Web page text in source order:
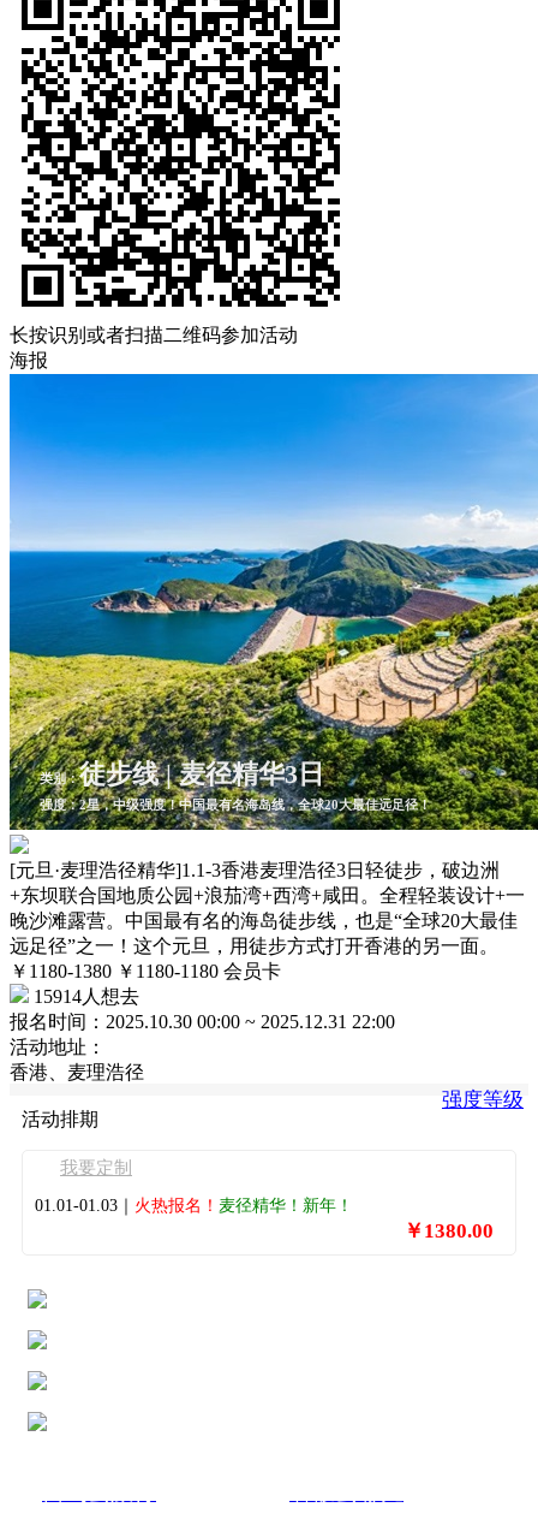
长按识别或者扫描二维码参加活动
海报
类别：徒步线 | 麦径精华3日
强度：2星，中级强度！中国最有名海岛线，全球20大最佳远足径！
[元旦·麦理浩径精华]1.1-3香港麦理浩径3日轻徒步，破边洲
+东坝联合国地质公园+浪茄湾+西湾+咸田。全程轻装设计+一
晚沙滩露营。中国最有名的海岛徒步线，也是“全球20大最佳
远足径”之一！这个元旦，用徒步方式打开香港的另一面。
￥1180-1380 ￥1180-1180 会员卡
15914人想去
报名时间： 2025.10.30 00:00 ~ 2025.12.31 22:00
活动地址：
香港、麦理浩径
强度等级
活动排期
我要定制
01.01-01.03｜ 火热报名！ 麦径精华！新年！
￥1380.00